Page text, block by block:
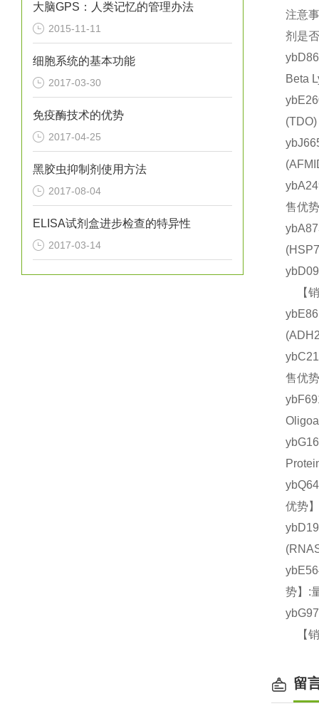
大脑GPS：人类记忆的管理办法
2015-11-11
细胞系统的基本功能
2017-03-30
免疫酶技术的优势
2017-04-25
黑胶虫抑制剂使用方法
2017-08-04
ELISA试剂盒进步检查的特异性
2017-03-14
注意
剂是
Beta
售优
【销
售优
优势
势】:
【销
留